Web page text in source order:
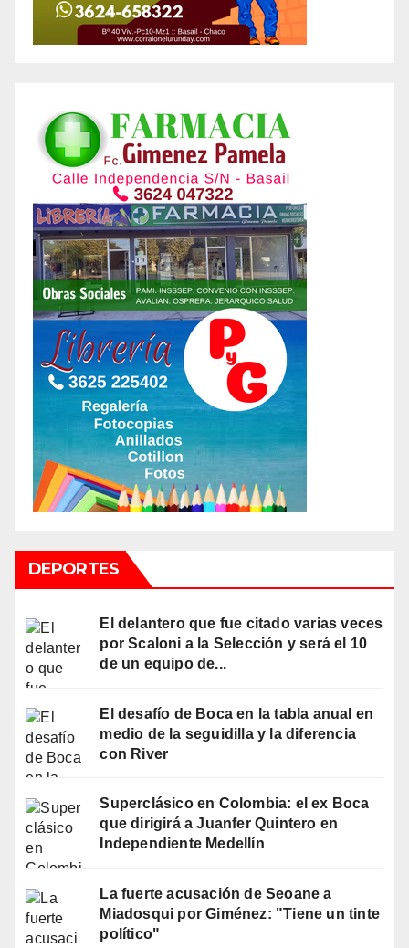
DEPORTES
El delantero que fue citado varias veces
por Scaloni a la Selección y será el 10
de un equipo de...
El desafío de Boca en la tabla anual en
medio de la seguidilla y la diferencia
con River
Superclásico en Colombia: el ex Boca
que dirigirá a Juanfer Quintero en
Independiente Medellín
La fuerte acusación de Seoane a
Miadosqui por Giménez: "Tiene un tinte
político"